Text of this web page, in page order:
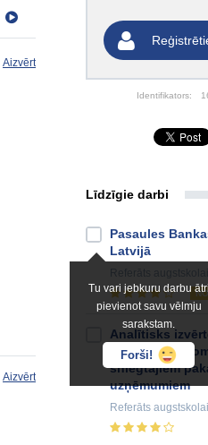
Identifikators:
Aizvērt
Aizvērt
Līdzīgie darbi
Tu vari jebkuru darbu
pievienot savu vēlmju
sarakstam.
Forši!
Pasaules
Latvijā
Analītisks
trīs Latvijas
sniegtajiem
uzņēmumiem
Referāts augstskolai